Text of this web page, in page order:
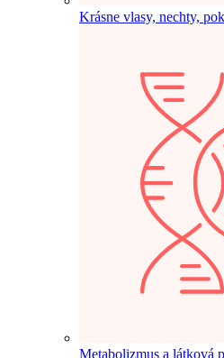
Krásne vlasy, nechty,
Metabolizmus a látková